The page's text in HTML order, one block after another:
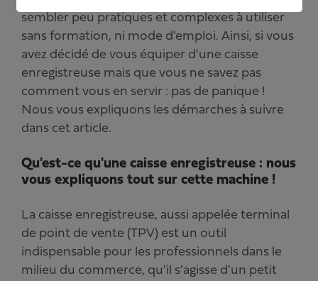
sembler peu pratiques et complexes à utiliser
sans formation, ni mode d'emploi. Ainsi, si vous
avez décidé de vous équiper d'une caisse
enregistreuse mais que vous ne savez pas
comment vous en servir : pas de panique !
Nous vous expliquons les démarches à suivre
dans cet article.
Qu'est-ce qu'une caisse enregistreuse : nous
vous expliquons tout sur cette machine !
La caisse enregistreuse, aussi appelée terminal
de point de vente (TPV) est un outil
indispensable pour les professionnels dans le
milieu du commerce, qu'il s'agisse d'un petit